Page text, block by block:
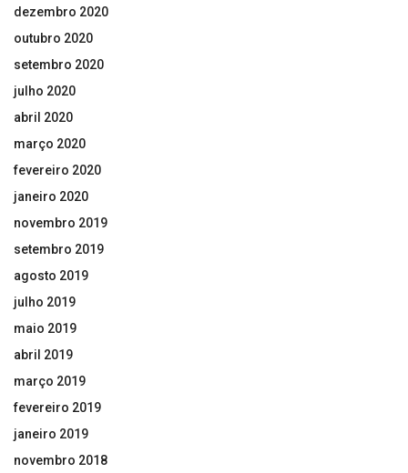
dezembro 2020
outubro 2020
setembro 2020
julho 2020
abril 2020
março 2020
fevereiro 2020
janeiro 2020
novembro 2019
setembro 2019
agosto 2019
julho 2019
maio 2019
abril 2019
março 2019
fevereiro 2019
janeiro 2019
novembro 2018